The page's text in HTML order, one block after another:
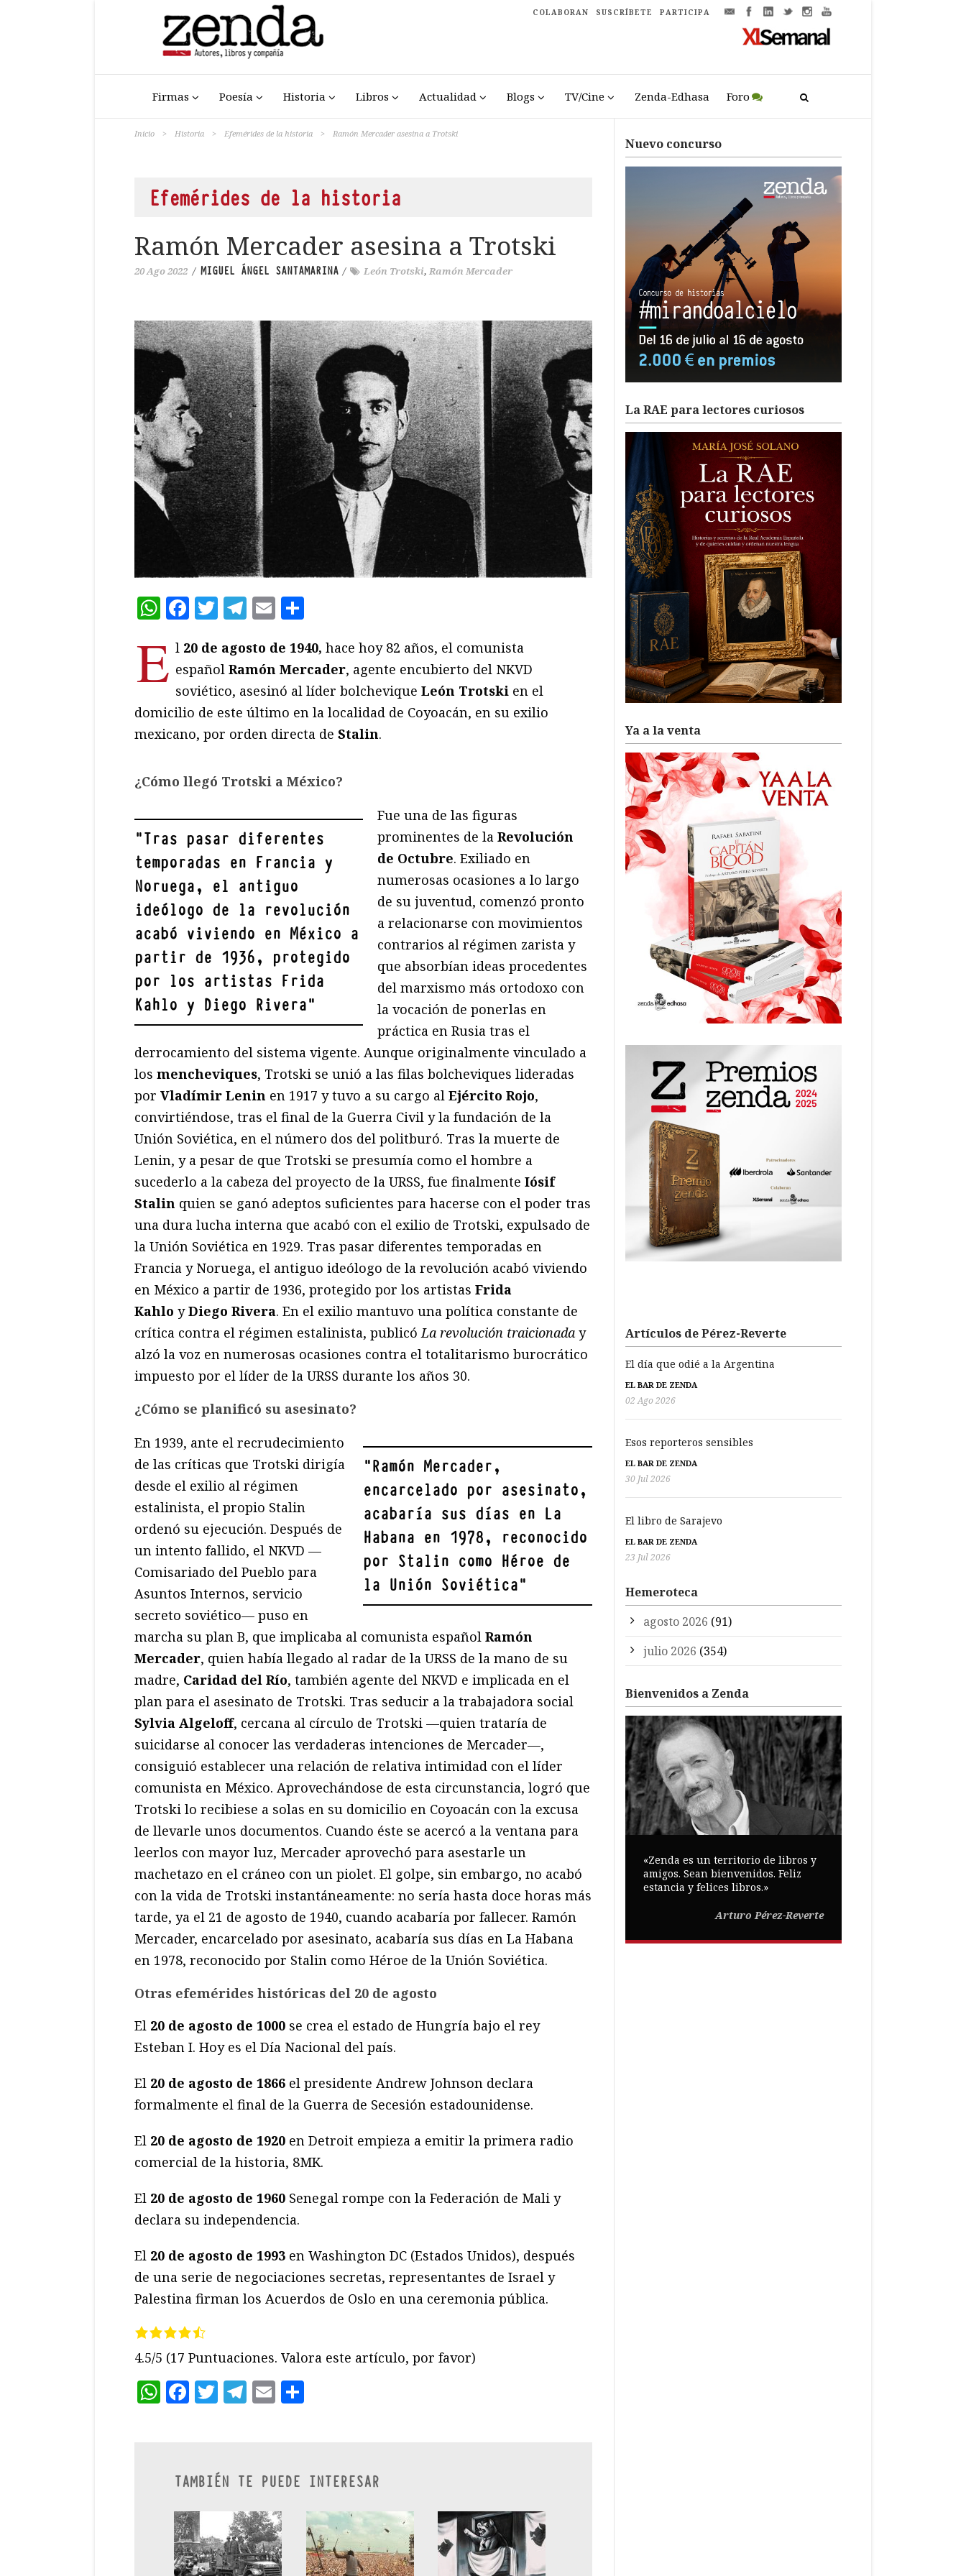
COLABORAN SUSCRÍBETE PARTICIPA
Firmas Poesía Historia Libros Actualidad Blogs TV/Cine Zenda-Edhasa Foro
Inicio > Historia > Efemérides de la historia > Ramón Mercader asesina a Trotski
Efemérides de la historia
Ramón Mercader asesina a Trotski
20 Ago 2022 / MIGUEL ÁNGEL SANTAMARINA / León Trotski, Ramón Mercader
WhatsApp
Facebook
Twitter
Telegram
Email
E l 20 de agosto de 1940, hace hoy 82 años, el comunista
español Ramón Mercader, agente encubierto del NKVD
soviético, asesinó al líder bolchevique León Trotski en el
domicilio de este último en la localidad de Coyoacán, en su exilio
mexicano, por orden directa de Stalin.
¿Cómo llegó Trotski a México?
"Tras pasar diferentes
temporadas en Francia y
Noruega, el antiguo
ideólogo de la revolución
acabó viviendo en México a
partir de 1936, protegido
por los artistas Frida
Kahlo y Diego Rivera"
Fue una de las figuras
prominentes de laRevolución
de Octubre. Exiliado en
numerosas ocasiones a lo largo
de su juventud, comenzó pronto
a relacionarse con movimientos
contrarios al régimen zarista y
que absorbían ideas procedentes
del marxismo más ortodoxo con
la vocación de ponerlas en
práctica en Rusia tras el
derrocamiento del sistema vigente. Aunque originalmente vinculado a
los mencheviques, Trotski se unió a las filas bolcheviques lideradas
por Vladímir Lenin en 1917 y tuvo a su cargo al Ejército Rojo,
convirtiéndose, tras el final de la Guerra Civil y la fundación de la
Unión Soviética, en el número dos del politburó. Tras la muerte de
Lenin, y a pesar de que Trotski se presumía como el hombre a
sucederlo a la cabeza del proyecto de la URSS, fue finalmente Iósif
Stalin quien se ganó adeptos suficientes para hacerse con el poder tras
una dura lucha interna que acabó con el exilio de Trotski, expulsado de
la Unión Soviética en 1929. Tras pasar diferentes temporadas en
Francia y Noruega, el antiguo ideólogo de la revolución acabó viviendo
en México a partir de 1936, protegido por los artistas Frida
Kahlo yDiego Rivera. En el exilio mantuvo una política constante de
crítica contra el régimen estalinista, publicóLa revolución traicionada y
alzó la voz en numerosas ocasiones contra el totalitarismo burocrático
impuesto por el líder de la URSS durante los años 30.
¿Cómo se planificó su asesinato?
"Ramón Mercader,
encarcelado por asesinato,
acabaría sus días en La
Habana en 1978, reconocido
por Stalin como Héroe de
la Unión Soviética"
En 1939, ante el recrudecimiento
de las críticas que Trotski dirigía
desde el exilio al régimen
estalinista, el propio Stalin
ordenó su ejecución. Después de
un intento fallido, el NKVD —
Comisariado del Pueblo para
Asuntos Internos, servicio
secreto soviético— puso en
marcha su plan B, que implicaba al comunista español Ramón
Mercader, quien había llegado al radar de la URSS de la mano de su
madre, Caridad del Río, también agente del NKVD e implicada en el
plan para el asesinato de Trotski. Tras seducir a la trabajadora social
Sylvia Algeloff, cercana al círculo de Trotski —quien trataría de
suicidarse al conocer las verdaderas intenciones de Mercader—,
consiguió establecer una relación de relativa intimidad con el líder
comunista en México. Aprovechándose de esta circunstancia, logró que
Trotski lo recibiese a solas en su domicilio en Coyoacán con la excusa
de llevarle unos documentos. Cuando éste se acercó a la ventana para
leerlos con mayor luz, Mercader aprovechó para asestarle un
machetazo en el cráneo con un piolet. El golpe, sin embargo, no acabó
con la vida de Trotski instantáneamente: no sería hasta doce horas más
tarde, ya el 21 de agosto de 1940, cuando acabaría por fallecer. Ramón
Mercader, encarcelado por asesinato, acabaría sus días en La Habana
en 1978, reconocido por Stalin como Héroe de la Unión Soviética.
Otras efemérides históricas del 20 de agosto
El 20 de agosto de 1000 se crea el estado de Hungría bajo el rey
Esteban I. Hoy es el Día Nacional del país.
El 20 de agosto de 1866 el presidente Andrew Johnson declara
formalmente el final de la Guerra de Secesión estadounidense.
El 20 de agosto de 1920 en Detroit empieza a emitir la primera radio
comercial de la historia, 8MK.
El 20 de agosto de 1960 Senegal rompe con la Federación de Mali y
declara su independencia.
El 20 de agosto de 1993 en Washington DC (Estados Unidos), después
de una serie de negociaciones secretas, representantes de Israel y
Palestina firman los Acuerdos de Oslo en una ceremonia pública.
4.5/5 (17 Puntuaciones. Valora este artículo, por favor)
WhatsApp
Facebook
Twitter
Telegram
Email
TAMBIÉN TE PUEDE INTERESAR
Nuevo concurso
La RAE para lectores curiosos
Ya a la venta
Artículos de Pérez-Reverte
El día que odié a la Argentina
EL BAR DE ZENDA
02 Ago 2026
Esos reporteros sensibles
EL BAR DE ZENDA
30 Jul 2026
El libro de Sarajevo
EL BAR DE ZENDA
23 Jul 2026
Hemeroteca
agosto 2026 (91)
julio 2026 (354)
Bienvenidos a Zenda
«Zenda es un territorio de libros y
amigos. Sean bienvenidos. Feliz
estancia y felices libros.»
Arturo Pérez-Reverte